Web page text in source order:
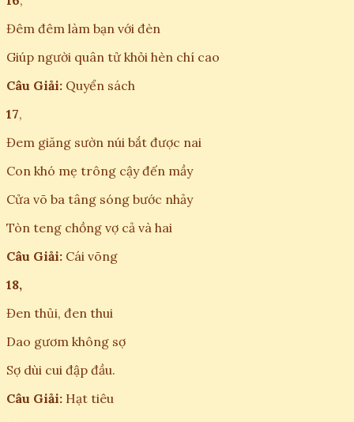
Đêm đêm làm bạn với đèn
Giúp người quân tử khỏi hèn chí cao
Câu Giải: Quyển sách
17,
Đem giăng sườn núi bắt được nai
Con khó mẹ trông cậy đến mầy
Cửa võ ba tâng sóng bước nhảy
Tòn teng chồng vợ cả và hai
Câu Giải: Cái võng
18,
Đen thủi, đen thui
Dao gươm không sợ
Sợ dùi cui đập đầu.
Câu Giải: Hạt tiêu